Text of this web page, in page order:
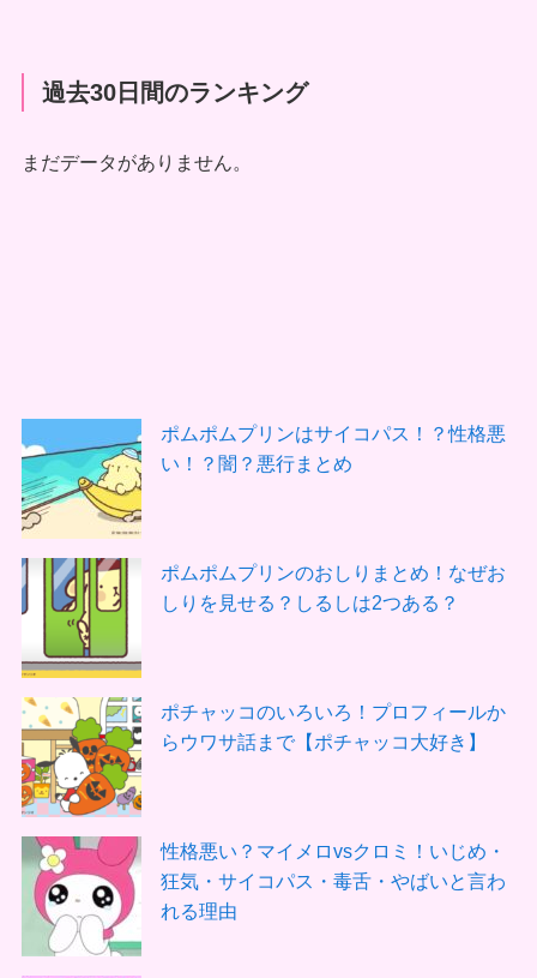
過去30日間のランキング
まだデータがありません。
ポムポムプリンはサイコパス！？性格悪
い！？闇？悪行まとめ
ポムポムプリンのおしりまとめ！なぜお
しりを見せる？しるしは2つある？
ポチャッコのいろいろ！プロフィールか
らウワサ話まで【ポチャッコ大好き】
性格悪い？マイメロvsクロミ！いじめ・
狂気・サイコパス・毒舌・やばいと言わ
れる理由